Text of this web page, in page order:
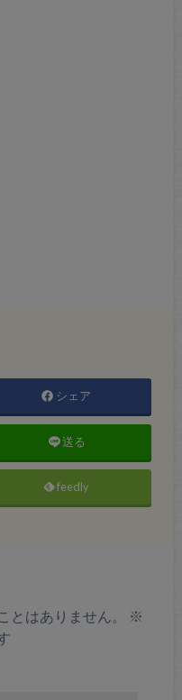
シェア
送る
feedly
とはありません。
※